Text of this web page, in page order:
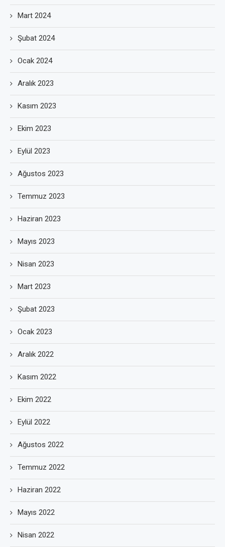
Mart 2024
Şubat 2024
Ocak 2024
Aralık 2023
Kasım 2023
Ekim 2023
Eylül 2023
Ağustos 2023
Temmuz 2023
Haziran 2023
Mayıs 2023
Nisan 2023
Mart 2023
Şubat 2023
Ocak 2023
Aralık 2022
Kasım 2022
Ekim 2022
Eylül 2022
Ağustos 2022
Temmuz 2022
Haziran 2022
Mayıs 2022
Nisan 2022